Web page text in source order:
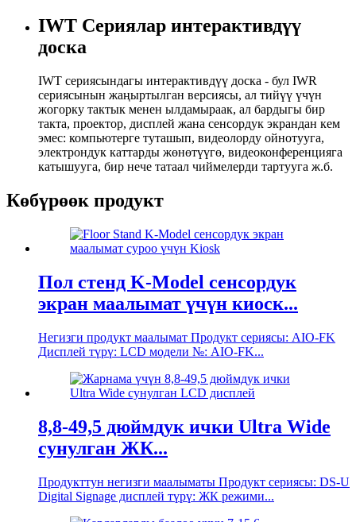
IWT Сериялар интерактивдүү
доска
IWT сериясындагы интерактивдүү доска - бул IWR
сериясынын жаңыртылган версиясы, ал тийүү үчүн
жогорку тактык менен ылдамыраак, ал бардыгы бир
такта, проектор, дисплей жана сенсордук экрандан кем
эмес: компьютерге туташып, видеолорду ойнотууга,
электрондук каттарды жөнөтүүгө, видеоконференцияга
катышууга, бир нече татаал чиймелерди тартууга ж.б.
Көбүрөөк продукт
Пол стенд K-Model сенсордук
экран маалымат үчүн киоск...
Негизги продукт маалымат Продукт сериясы: AIO-FK
Дисплей түрү: LCD модели №: AIO-FK...
8,8-49,5 дюймдук ички Ultra Wide
сунулган ЖК...
Продукттун негизги маалыматы Продукт сериясы: DS-U
Digital Signage дисплей түрү: ЖК режими...